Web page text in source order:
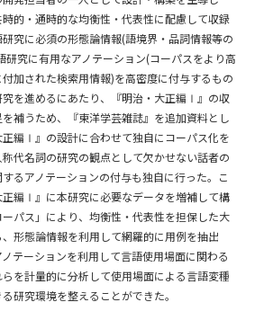
的・通時的な均衡性・代表性に配慮して収録
究に必須の形態論情報(語境界・品詞情報等の
研究に有用なアノテーション(コーパスをより高
加された検索用情報)を高密度に付与するもの
究を進めるにあたり、『明治・大正編Ⅰ』の収
補うため、『東洋学芸雑誌』を追加資料とし
編Ⅰ』の設計に合わせて独自にコーパス化を
代名詞の研究の観点として欠かせない話者の
るアノテーションの付与も独自に行った。こ
正編Ⅰ』に本研究に必要なデータを増補して構
パス」により、均衡性・代表性を担保した大
形態論情報を利用して網羅的に用例を抽出
テーションを利用して言語使用場面に関わる
を計量的に分析して使用場面による言語変種
研究環境を整えることができた。